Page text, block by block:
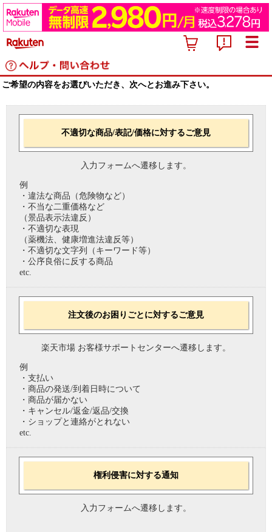
ご希望の内容をお選びいただき、次へとお進み下さい。
不適切な商品/表記/価格に対するご意見
入力フォームへ遷移します。
例
・違法な商品（危険物など）
・不当な二重価格など
（景品表示法違反）
・不適切な表現
（薬機法、健康増進法違反等）
・不適切な文字列（キーワード等）
・公序良俗に反する商品
etc.
注文後のお困りごとに対するご意見
楽天市場 お客様サポートセンターへ遷移します。
例
・支払い
・商品の発送/到着日時について
・商品が届かない
・キャンセル/返金/返品/交換
・ショップと連絡がとれない
etc.
権利侵害に対する通知
入力フォームへ遷移します。